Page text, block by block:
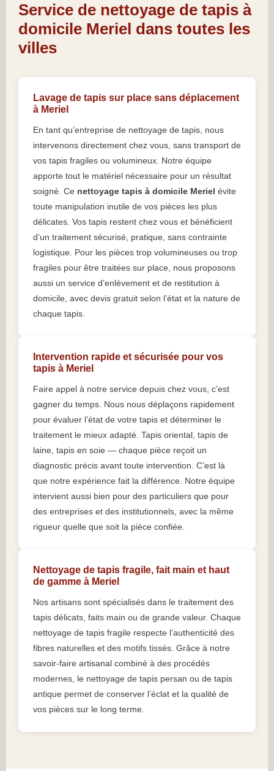
Service de nettoyage de tapis à
domicile Meriel dans toutes les
villes
Lavage de tapis sur place sans déplacement
à Meriel
En tant qu’entreprise de nettoyage de tapis, nous
intervenons directement chez vous, sans transport de
vos tapis fragiles ou volumineux. Notre équipe
apporte tout le matériel nécessaire pour un résultat
soigné. Ce nettoyage tapis à domicile Meriel évite
toute manipulation inutile de vos pièces les plus
délicates. Vos tapis restent chez vous et bénéficient
d’un traitement sécurisé, pratique, sans contrainte
logistique. Pour les pièces trop volumineuses ou trop
fragiles pour être traitées sur place, nous proposons
aussi un service d’enlèvement et de restitution à
domicile, avec devis gratuit selon l’état et la nature de
chaque tapis.
Intervention rapide et sécurisée pour vos
tapis à Meriel
Faire appel à notre service depuis chez vous, c’est
gagner du temps. Nous nous déplaçons rapidement
pour évaluer l’état de votre tapis et déterminer le
traitement le mieux adapté. Tapis oriental, tapis de
laine, tapis en soie — chaque pièce reçoit un
diagnostic précis avant toute intervention. C’est là
que notre expérience fait la différence. Notre équipe
intervient aussi bien pour des particuliers que pour
des entreprises et des institutionnels, avec la même
rigueur quelle que soit la pièce confiée.
Nettoyage de tapis fragile, fait main et haut
de gamme à Meriel
Nos artisans sont spécialisés dans le traitement des
tapis délicats, faits main ou de grande valeur. Chaque
nettoyage de tapis fragile respecte l’authenticité des
fibres naturelles et des motifs tissés. Grâce à notre
savoir-faire artisanal combiné à des procédés
modernes, le nettoyage de tapis persan ou de tapis
antique permet de conserver l’éclat et la qualité de
vos pièces sur le long terme.